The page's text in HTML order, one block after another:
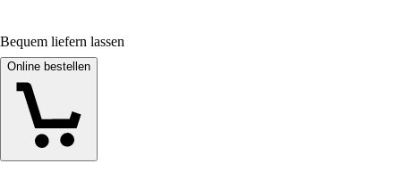
Bequem liefern lassen
Online bestellen